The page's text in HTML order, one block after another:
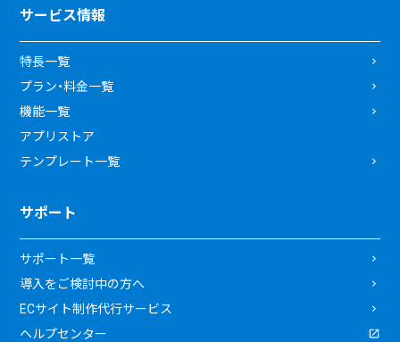
サービス情報
特長一覧
プラン・料金一覧
機能一覧
アプリストア
テンプレート一覧
サポート
サポート一覧
導入をご検討中の方へ
ECサイト制作代行サービス
ヘルプセンター